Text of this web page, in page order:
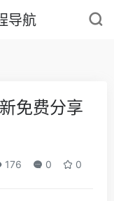
免费分享
176 0 0